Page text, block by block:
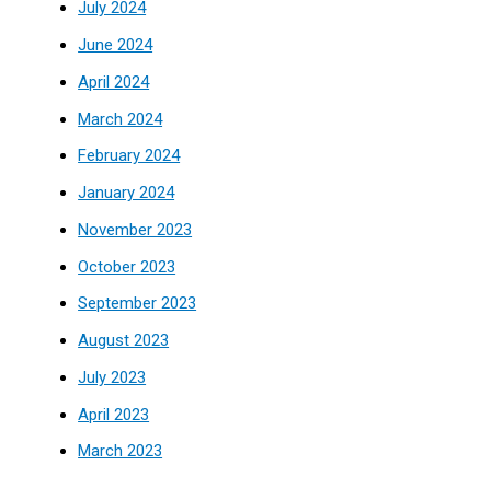
July 2024
June 2024
April 2024
March 2024
February 2024
January 2024
November 2023
October 2023
September 2023
August 2023
July 2023
April 2023
March 2023